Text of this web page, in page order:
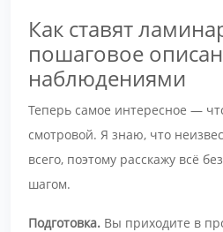
Как ставят
пошаговое
наблюдениями
Теперь самое интересное —
смотровой. Я знаю, что
всего, поэтому расскажу всё
шагом.
Подготовка. Вы приходите в